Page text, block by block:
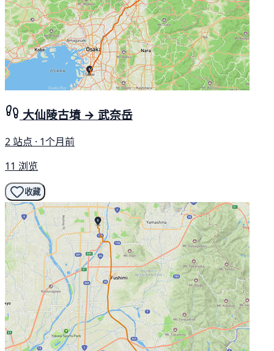
大仙陵古墳 → 武奈岳
2 站点 · 1个月前
11 浏览
收藏